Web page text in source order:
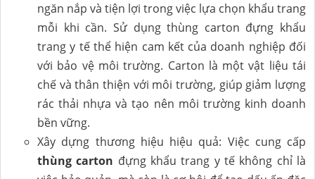
ngăn nắp và tiện lợi trong việc lựa chọn khẩu trang
mỗi khi cần. Sử dụng thùng carton đựng khẩu
trang y tế thể hiện cam kết của doanh nghiệp đối
với bảo vệ môi trường. Carton là một vật liệu tái
chế và thân thiện với môi trường, giúp giảm lượng
rác thải nhựa và tạo nên môi trường kinh doanh
bền vững.
Xây dựng thương hiệu hiệu quả: Việc cung cấp
thùng carton đựng khẩu trang y tế không chỉ là